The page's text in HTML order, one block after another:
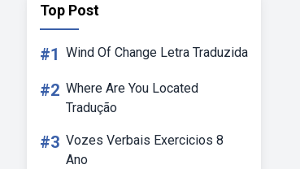
Top Post
#1 Wind Of Change Letra Traduzida
#2 Where Are You Located
Tradução
#3 Vozes Verbais Exercicios 8
Ano